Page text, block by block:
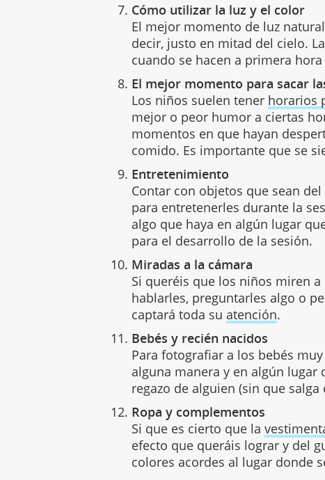
Cómo utilizar la luz y el color
El mejor momento de luz
decir, justo en mitad del cielo.
cuando se hacen a primera
El mejor momento para sacar
Los niños suelen tener horarios
mejor o peor humor a ciertas
momentos en que hayan
comido. Es importante que se
Entretenimiento
Contar con objetos que sean
para entretenerles durante la
algo que haya en algún lugar
para el desarrollo de la sesión.
Miradas a la cámara
Si queréis que los niños miren
hablarles, preguntarles algo o
captará toda su atención.
Bebés y recién nacidos
Para fotografiar a los bebés
alguna manera y en algún lugar
regazo de alguien (sin que
Ropa y complementos
Si que es cierto que la
efecto que queráis lograr y del
colores acordes al lugar donde